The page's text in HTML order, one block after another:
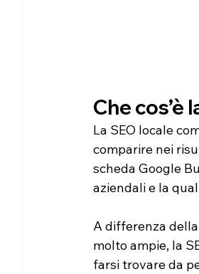
Che cos’è
La SEO locale
comparire nei
scheda Google
aziendali e la
A differenza
molto ampie, la
farsi trovare da